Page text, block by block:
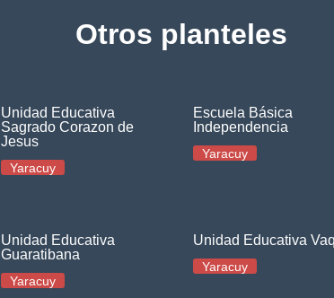
Otros planteles
Unidad Educativa
Sagrado Corazon de
Jesus
Yaracuy
Escuela Básica
Independencia
Yaracuy
Unidad Educativa
Guaratibana
Yaracuy
Unidad Educativa
Yaracuy